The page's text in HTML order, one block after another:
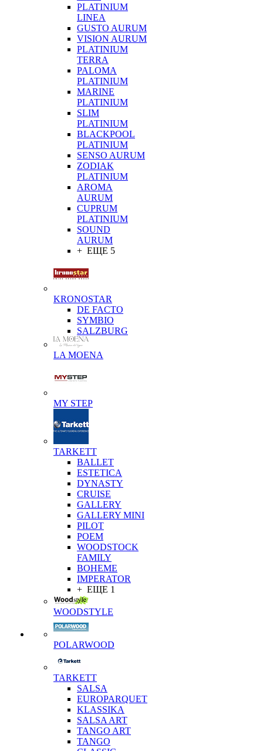
PLATINIUM
LINEA
GUSTO AURUM
VISION AURUM
PLATINIUM
TERRA
PALOMA
PLATINIUM
MARINE
PLATINIUM
SLIM
PLATINIUM
BLACKPOOL
PLATINIUM
SENSO AURUM
ZODIAK
PLATINIUM
AROMA
AURUM
CUPRUM
PLATINIUM
SOUND
AURUM
+ ЕЩЕ 5
KRONOSTAR
DE FACTO
SYMBIO
SALZBURG
LA MOENA
MY STEP
TARKETT
BALLET
ESTETICA
DYNASTY
CRUISE
GALLERY
GALLERY MINI
PILOT
POEM
WOODSTOCK
FAMILY
BOHEME
IMPERATOR
+ ЕЩЕ 1
WOODSTYLE
POLARWOOD
TARKETT
SALSA
EUROPARQUET
KLASSIKA
SALSA ART
TANGO ART
TANGO